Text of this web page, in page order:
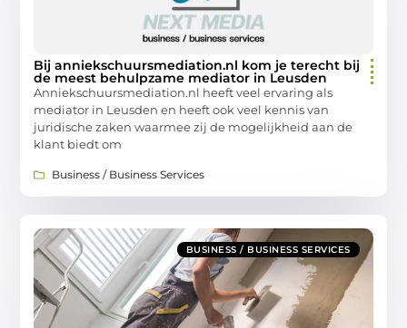
Bij anniekschuursmediation.nl kom je terecht bij
de meest behulpzame mediator in Leusden
Anniekschuursmediation.nl heeft veel ervaring als
mediator in Leusden en heeft ook veel kennis van
juridische zaken waarmee zij de mogelijkheid aan de
klant biedt om
Business / Business Services
BUSINESS / BUSINESS SERVICES